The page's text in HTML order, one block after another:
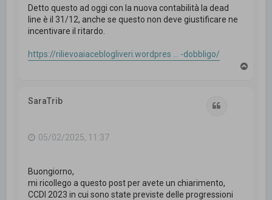
Detto questo ad oggi con la nuova contabilità la dead
line è il 31/12, anche se questo non deve giustificare ne
incentivare il ritardo.
https://rilievoaiaceblogliveri.wordpres ... -dobbligo/
SaraTrib
05/02/2025, 11:37
Buongiorno,
mi ricollego a questo post per avete un chiarimento,
CCDI 2023 in cui sono state previste delle progressioni